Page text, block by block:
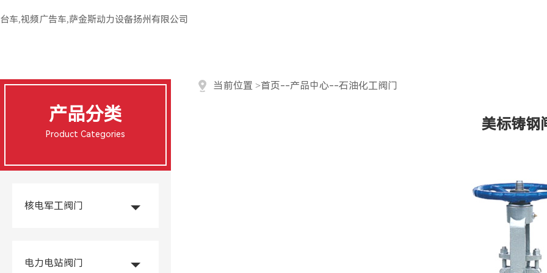
台车,视频广告车,萨金斯动力设备扬州有限公司
产品分类
Product Categories
核电军工阀门
电力电站阀门
当前位置 >首页--产品中心--石油化工阀门
美标铸钢